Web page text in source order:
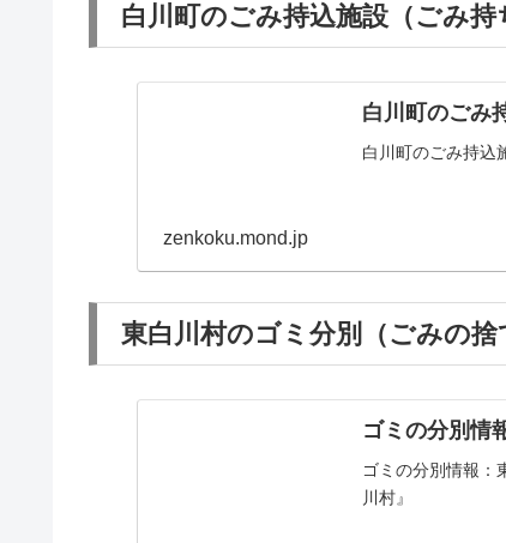
白川町のごみ持込施設（ごみ
白川町のごみ
白川町のごみ持込
zenkoku.mond.jp
東白川村のゴミ分別（ごみの
ゴミの分別情
ゴミの分別情報：
川村』